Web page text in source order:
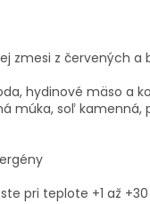
zmesi z červených a
hydinové mäso a
múka, soľ
pri teplote +1 až